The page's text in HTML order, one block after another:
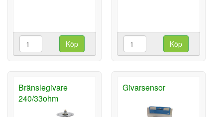
Köp Köp
Bränslegivare
240/33ohm
Givarsensor